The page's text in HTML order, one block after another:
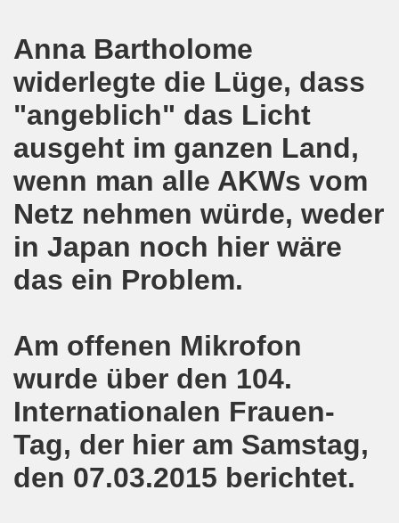
Anna Bartholome
widerlegte die Lüge, dass
"angeblich" das Licht
ausgeht im ganzen Land,
wenn man alle AKWs vom
Netz nehmen würde, weder
in Japan noch hier wäre
das ein Problem.
Am offenen Mikrofon
wurde über den 104.
Internationalen Frauen-
Tag, der hier am Samstag,
den 07.03.2015 berichtet.
Bewegung am 08.03.2021 im Zeichen des
Montagsdemo-Bewegung am 08. März
bei Eiseskälte gegen die katastrophale Flüchtlings-
Montagsdemo-Bewegung am 15. Februar 2021
Montagsdemo-Bewegung am 11. Januar 2021
Bewegung am 23.11.2020 zum heißen Eisen Corona
Bewegung am 02.11.2020 - auf der Straße gegen das
Montagsdemo-Bewegung am 02. November 2020
auf die Bevölkerung! Beschäftigte und Arbeitslose
ruft auf: Kommt mit am 10.10.2020 gemeinsam
Brennpunkte am 14.09.2020: Wahlauswertung - Lage